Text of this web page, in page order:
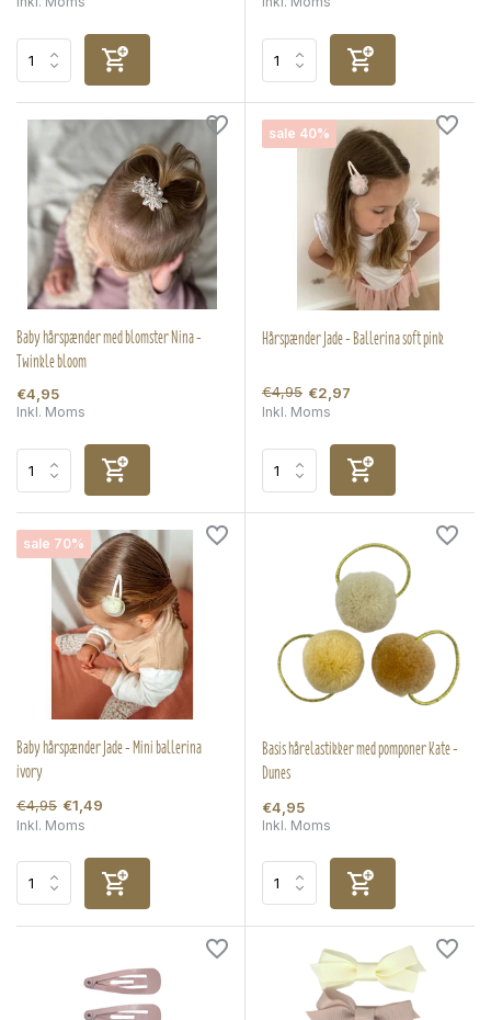
Baby hårspænder med blomster Nina -
Twinkle bloom
€4,95
Inkl. Moms
sale 40%
Hårspænder Jade - Ballerina soft pink
€4,95 €2,97
Inkl. Moms
sale 70%
Baby hårspænder Jade - Mini ballerina
ivory
€4,95 €1,49
Inkl. Moms
Basis hårelastikker med pomponer Kate -
Dunes
€4,95
Inkl. Moms